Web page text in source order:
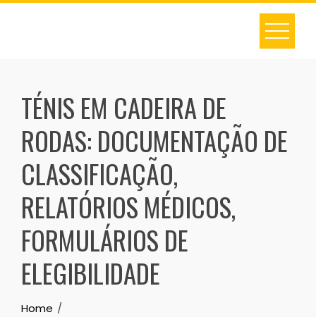
Skip
TÉNIS EM CADEIRA DE
RODAS: DOCUMENTAÇÃO DE
CLASSIFICAÇÃO,
RELATÓRIOS MÉDICOS,
FORMULÁRIOS DE
ELEGIBILIDADE
Home